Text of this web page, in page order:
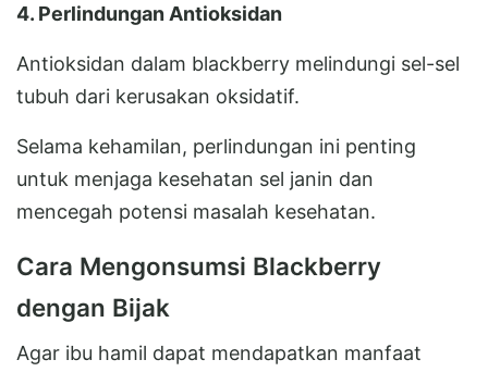
4. Perlindungan Antioksidan
Antioksidan dalam blackberry melindungi sel-sel
tubuh dari kerusakan oksidatif.
Selama kehamilan, perlindungan ini penting
untuk menjaga kesehatan sel janin dan
mencegah potensi masalah kesehatan.
Cara Mengonsumsi Blackberry
dengan Bijak
Agar ibu hamil dapat mendapatkan manfaat